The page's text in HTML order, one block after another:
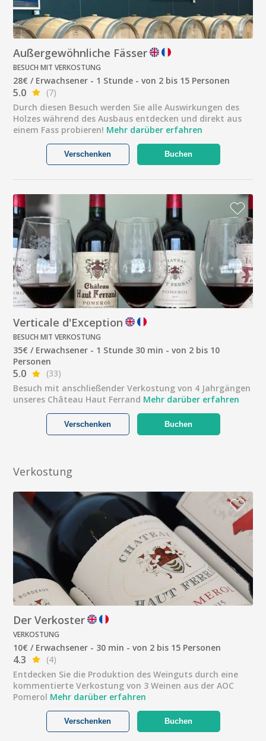
Außergewöhnliche Fässer
BESUCH MIT VERKOSTUNG
28€ / Erwachsener - 1 Stunde - von 2 bis 15 Personen
5.0
(7)
Durch diesen Besuch werden Sie alle Auswirkungen des
Holzes während des Ausbaus entdecken und direkt aus
einem Fass probieren! Mehr darüber erfahren
Buchen
Verschenken
Verticale d'Exception
BESUCH MIT VERKOSTUNG
35€ / Erwachsener - 1 Stunde 30 min - von 2 bis 10
Personen
5.0
(33)
Besuch mit anschließender Verkostung von 4 Jahrgängen
unseres Château Haut Ferrand Mehr darüber erfahren
Buchen
Verschenken
Verkostung
Der Verkoster
VERKOSTUNG
10€ / Erwachsener - 30 min - von 2 bis 15 Personen
4.3
(4)
Entdecken Sie die Produktion des Weinguts durch eine
kommentierte Verkostung von 3 Weinen aus der AOC
Pomerol Mehr darüber erfahren
Buchen
Verschenken